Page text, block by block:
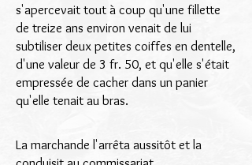
s'apercevait tout à coup qu'une fillette
de treize ans environ venait de lui
subtiliser deux petites coiffes en dentelle,
d'une valeur de 3 fr. 50, et qu'elle s'était
empressée de cacher dans un panier
qu'elle tenait au bras.
La marchande l'arrêta aussitôt et la